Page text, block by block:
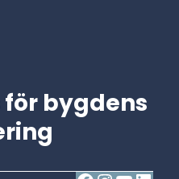
bygdens